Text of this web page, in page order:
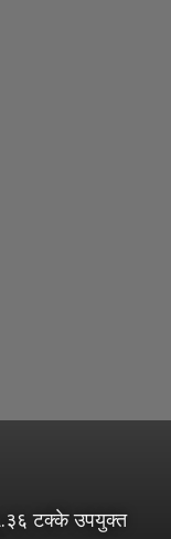
टक्के उपयुक्त